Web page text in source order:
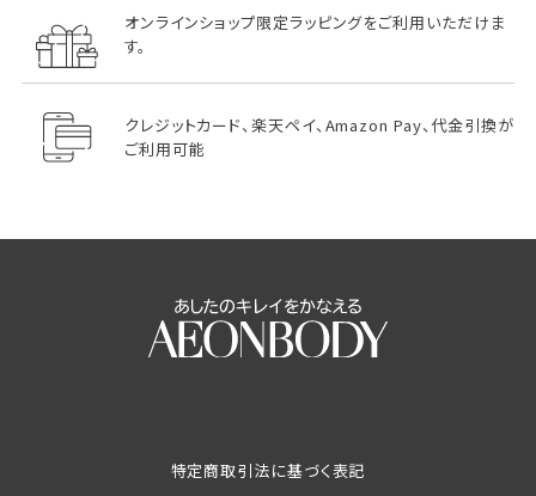
オンラインショップ限定ラッピングをご利用いただけま
す。
クレジットカード、楽天ペイ、Amazon Pay、代金引換が
ご利用可能
特定商取引法に基づく表記